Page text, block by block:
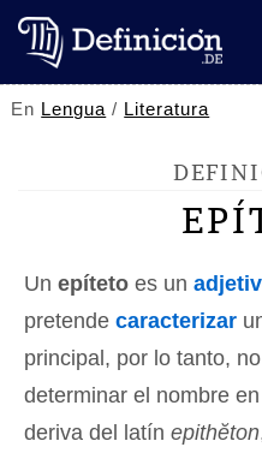
En Lengua / Literatura
Un epíteto es un
pretende caracterizar
principal, por lo tanto,
determinar el nombre
deriva del latín epithĕton